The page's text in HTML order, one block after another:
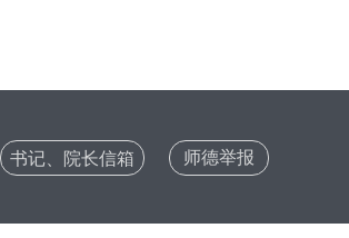
书记、院长信箱 师德举报